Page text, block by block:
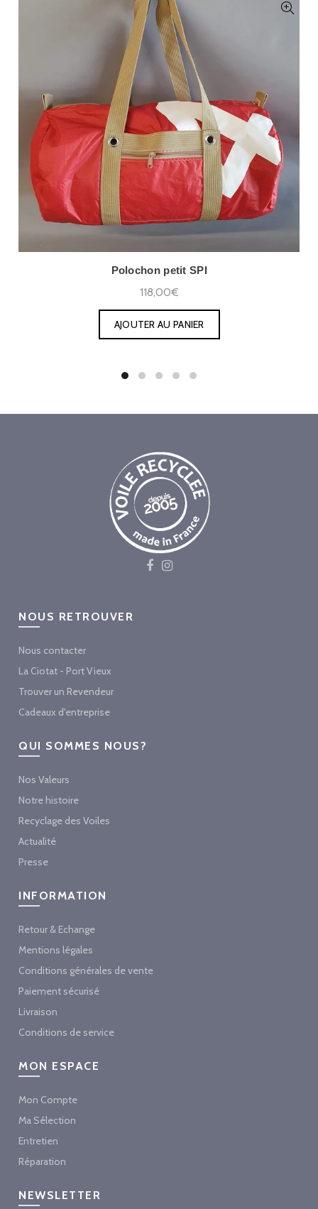
Polochon petit SPI
118,00€
AJOUTER AU PANIER
NOUS RETROUVER
Nous contacter
La Ciotat - Port Vieux
Trouver un Revendeur
Cadeaux d'entreprise
QUI SOMMES NOUS?
Nos Valeurs
Notre histoire
Recyclage des Voiles
Actualité
Presse
INFORMATION
Retour & Echange
Mentions légales
Conditions générales de vente
Paiement sécurisé
Livraison
Conditions de service
MON ESPACE
Mon Compte
Ma Sélection
Entretien
Réparation
NEWSLETTER